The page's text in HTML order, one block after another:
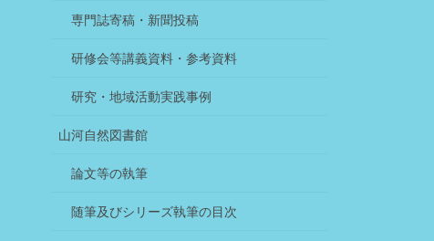
専門誌寄稿・新聞投稿
研修会等講義資料・参考資料
研究・地域活動実践事例
山河自然図書館
論文等の執筆
随筆及びシリーズ執筆の目次